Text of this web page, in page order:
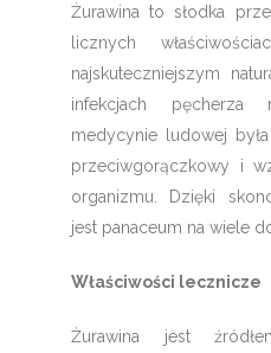
Żurawina to słodka
licznych
najskuteczniejszym
infekcjach
medycynie ludowej
przeciwgorączkowy i
organizmu. Dzięki
jest panaceum na wiele
Właściwości lecznicze
Żurawina jest